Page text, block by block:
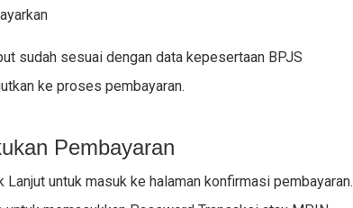
sudah sesuai dengan data kepesertaan BPJS
ke proses pembayaran.
Pembayaran
untuk masuk ke halaman konfirmasi pembayaran.